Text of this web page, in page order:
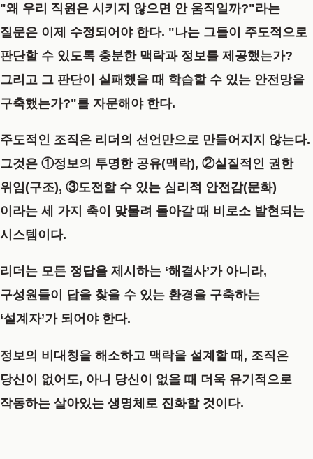
"왜 우리 직원은 시키지 않으면 안 움직일까?"라는
질문은 이제 수정되어야 한다. "나는 그들이 주도적으로
판단할 수 있도록 충분한 맥락과 정보를 제공했는가?
그리고 그 판단이 실패했을 때 학습할 수 있는 안전망을
구축했는가?"를 자문해야 한다.
주도적인 조직은 리더의 선언만으로 만들어지지 않는다.
그것은 ①정보의 투명한 공유(맥락), ②실질적인 권한
위임(구조), ③도전할 수 있는 심리적 안전감(문화)
이라는 세 가지 축이 맞물려 돌아갈 때 비로소 발현되는
시스템이다.
리더는 모든 정답을 제시하는 ‘해결사’가 아니라,
구성원들이 답을 찾을 수 있는 환경을 구축하는
‘설계자’가 되어야 한다.
정보의 비대칭을 해소하고 맥락을 설계할 때, 조직은
당신이 없어도, 아니 당신이 없을 때 더욱 유기적으로
작동하는 살아있는 생명체로 진화할 것이다.